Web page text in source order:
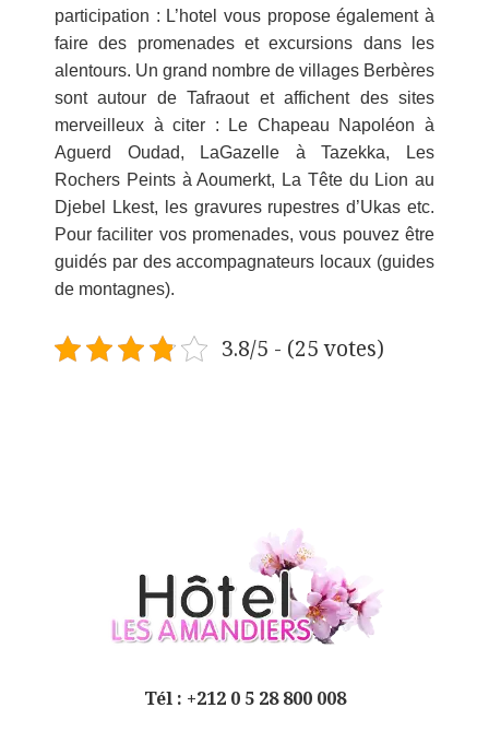
participation : L’hotel vous propose également à
faire des promenades et excursions dans les
alentours. Un grand nombre de villages Berbères
sont autour de Tafraout et affichent des sites
merveilleux à citer : Le Chapeau Napoléon à
Aguerd Oudad, LaGazelle à Tazekka, Les
Rochers Peints à Aoumerkt, La Tête du Lion au
Djebel Lkest, les gravures rupestres d’Ukas etc.
Pour faciliter vos promenades, vous pouvez être
guidés par des accompagnateurs locaux (guides
de montagnes).
3.8/5 - (25 votes)
Tél : +212 0 5 28 800 008